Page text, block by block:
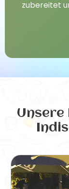
zubereitet